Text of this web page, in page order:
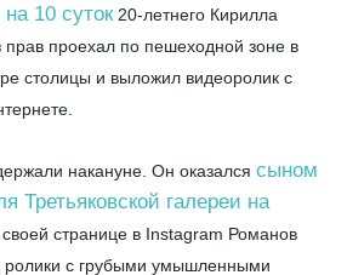
10 суток20-летнего Кирилла
прав проехал по пешеходной зоне в
столицы и выложил видеоролик с
накануне. Он оказался сыном
Третьяковской галереи на
своей странице в Instagram Романов
ролики с грубыми умышленными